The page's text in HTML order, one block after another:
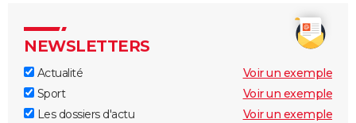
NEWSLETTERS
Actualité
Voir un exemple
Sport
Voir un exemple
Les dossiers d'actu
Voir un exemple